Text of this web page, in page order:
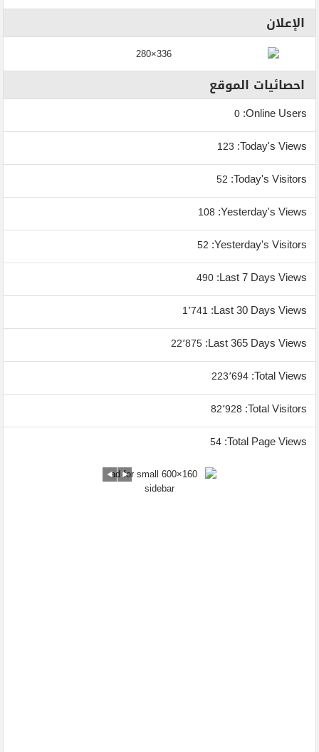
الإعلان
احصائيات الموقع
Online Users:
0
Today's Views:
123
Today's Visitors:
52
Yesterday's Views:
108
Yesterday's Visitors:
52
Last 7 Days Views:
490
Last 30 Days Views: 1٬741
Last 365 Days Views: 22٬875
Total Views: 223٬694
Total Visitors: 82٬928
Total Page Views:
54